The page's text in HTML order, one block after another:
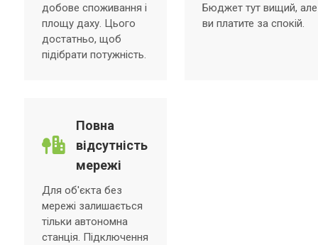
добове споживання і
площу даху. Цього
достатньо, щоб
підібрати потужність.
Бюджет тут вищий, але
ви платите за спокій.
Повна
відсутність
мережі
Для об'єкта без
мережі залишається
тільки автономна
станція. Підключення